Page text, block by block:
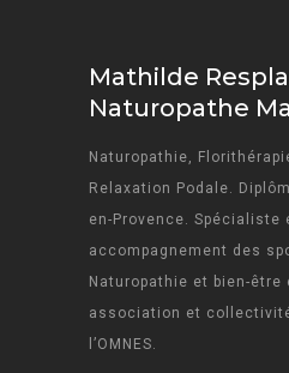
Mathilde
Naturopathe
Naturopathie,
Relaxation Podale.
en-Provence. Spécialiste
accompagnement des
Naturopathie et bien-être
association et
l’OMNES.